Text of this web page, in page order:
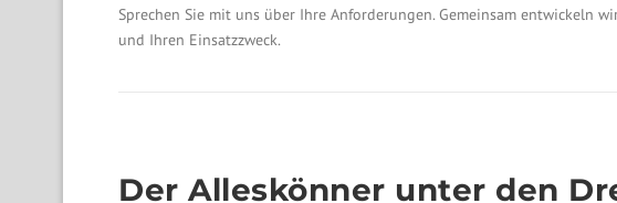
Sprechen Sie mit uns über Ihre Anforderungen. Gemeinsam entwickeln
und Ihren Einsatzzweck.
Der Alleskönner unter den